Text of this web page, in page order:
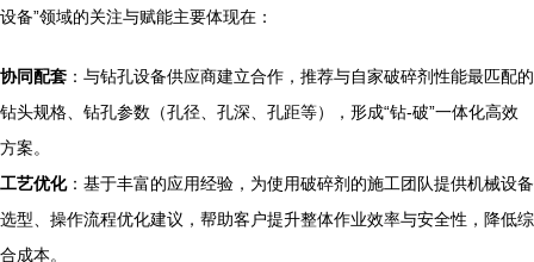
设备”领域的关注与赋能主要体现在：
协同配套 ：与钻孔设备供应商建立合作，推荐与自家破碎剂性能最匹配的
钻头规格、钻孔参数（孔径、孔深、孔距等），形成“钻-破”一体化高效
方案。
工艺优化：基于丰富的应用经验，为使用破碎剂的施工团队提供机械设备
选型、操作流程优化建议，帮助客户提升整体作业效率与安全性，降低综
合成本。